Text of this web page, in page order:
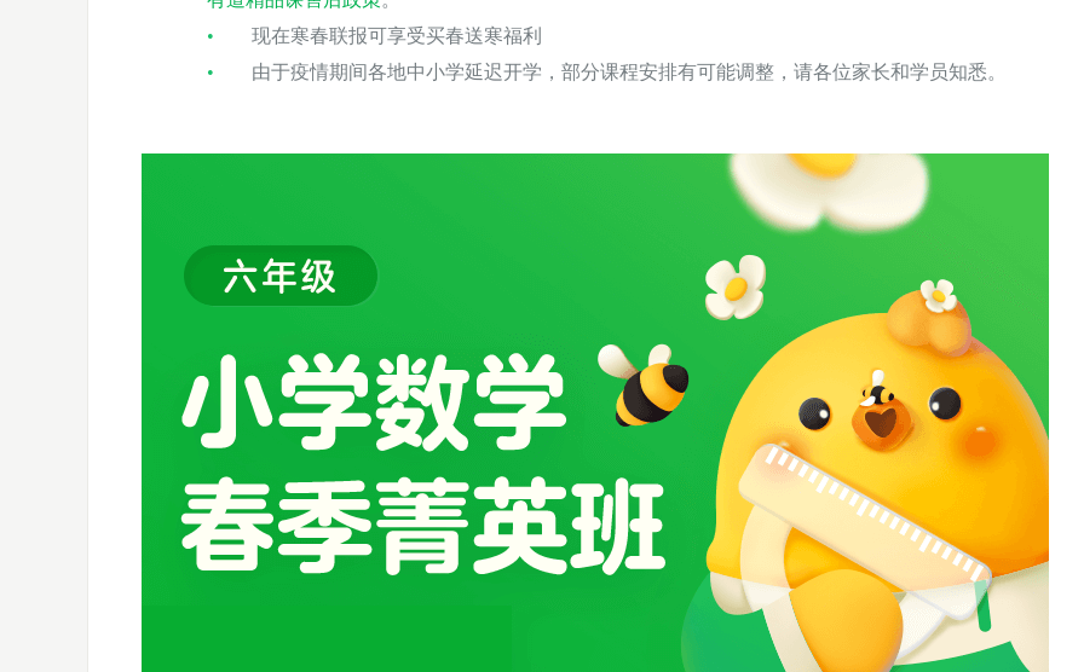
现在寒春联报可享受买春送寒福利
由于疫情期间各地中小学延迟开学，部分课程安排有可能调整，请各位家长和学员知悉。